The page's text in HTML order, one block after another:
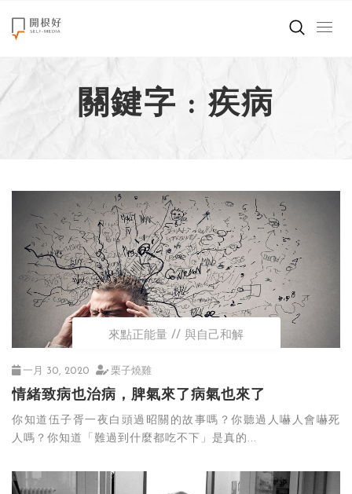
來點正能量
世界在想什麼
創造美好生活
職場商業經濟
影片專區
關於我們
關鍵字 : 疾病
來點正能量 與自己和解
一月 30, 2020 栗子燒雞
情緒致病也治病，脾氣來了病氣也來了
你知道伍子胥一夜白頭過昭關的故事嗎？你聽過人嚇人會嚇死
人嗎？你知道「難過到什麼都吃不下」是真的...